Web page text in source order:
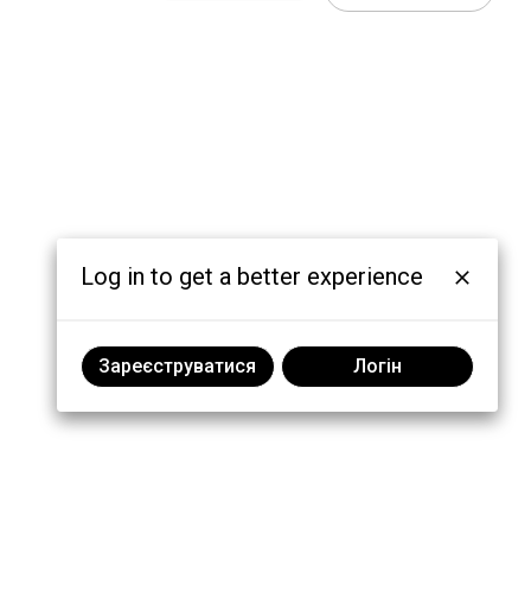
Log in to get a better experience
Зареєструватися Логін